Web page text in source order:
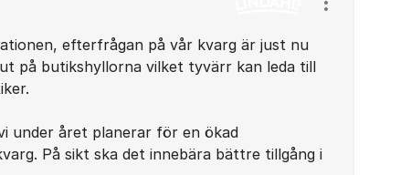
efterfrågan på vår kvarg är just nu
på butikshyllorna vilket tyvärr kan leda till
under året planerar för en ökad
På sikt ska det innebära bättre tillgång i
Visa/dölj